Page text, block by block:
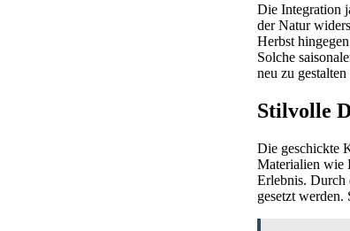
Die Integration
der Natur
Herbst
Solche
neu zu
Stilvolle
Die geschickte
Materialien wie
Erlebnis. Durch
gesetzt werden.